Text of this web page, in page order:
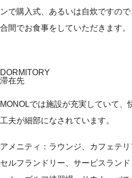
ンで購入式、あるいは自炊ですの
合間でお食事をしていただきます。
DORMITORY
滞在先
MONOLでは施設が充実していて、
工夫が細部になされています。
アメニティ：ラウンジ、カフェテリ
セルフランドリー、サービスラン